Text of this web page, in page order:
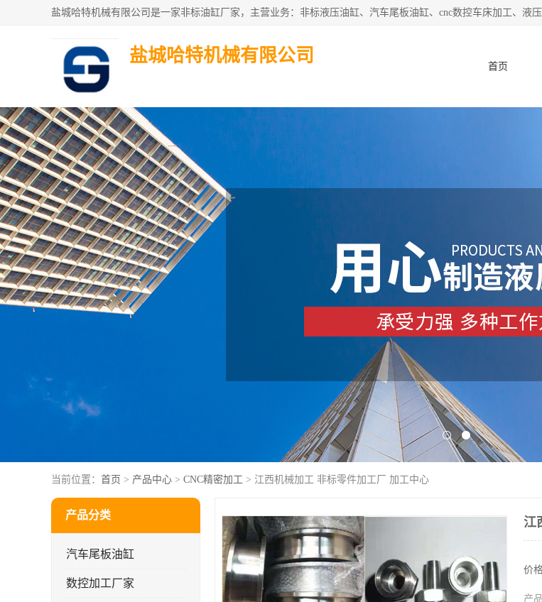
盐城哈特机械有限公司
首页
当前位置： 首页 > 产品中心 > CNC精密加工 > 江西机械加工 非标零件加工厂 加工中心
产品分类
汽车尾板油缸
数控加工厂家
江
价格
产